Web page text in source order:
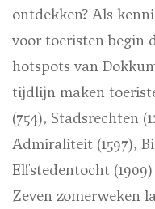
ontdekken? Als
voor toeristen begin
hotspots van
tijdlijn maken
(754), Stadsrechten
Admiraliteit (1597),
Elfstedentocht
Zeven zomerweken